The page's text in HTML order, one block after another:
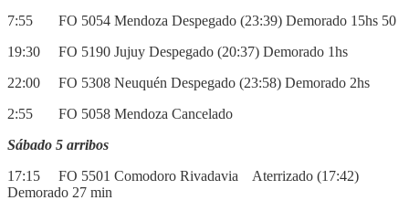
7:55 FO 5054 Mendoza Despegado (23:39) Demorado 15hs 50
19:30 FO 5190 Jujuy Despegado (20:37) Demorado 1hs
22:00 FO 5308 Neuquén Despegado (23:58) Demorado 2hs
2:55 FO 5058 Mendoza Cancelado
Sábado 5 arribos
17:15 FO 5501 Comodoro Rivadavia Aterrizado (17:42)
Demorado 27 min